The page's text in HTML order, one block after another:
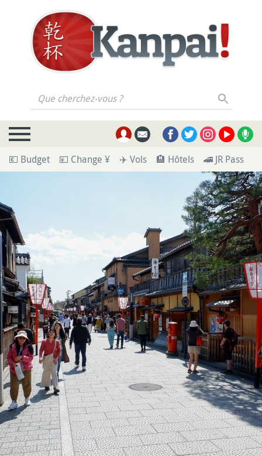
Que cherchez-vous ?
💶 Budget 💴 Change ¥ ✈️ Vols 🏨 Hôtels 🚄 JR Pass